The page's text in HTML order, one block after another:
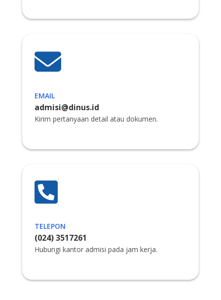

EMAIL
admisi@dinus.id
Kirim pertanyaan detail atau dokumen.

TELEPON
(024) 3517261
Hubungi kantor admisi pada jam kerja.